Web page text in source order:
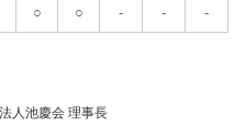
○ ○ - - -
人池慶会 理事長